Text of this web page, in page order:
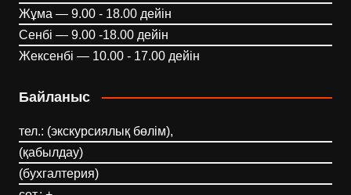
Жұма — 9.00 - 18.00 дейін
Сенбі — 9.00 -18.00 дейін
Жексенбі — 10.00 - 17.00 дейін
Байланыс
тел.: (экскурсиялық бөлім),
(қабылдау)
(бухгалтерия)